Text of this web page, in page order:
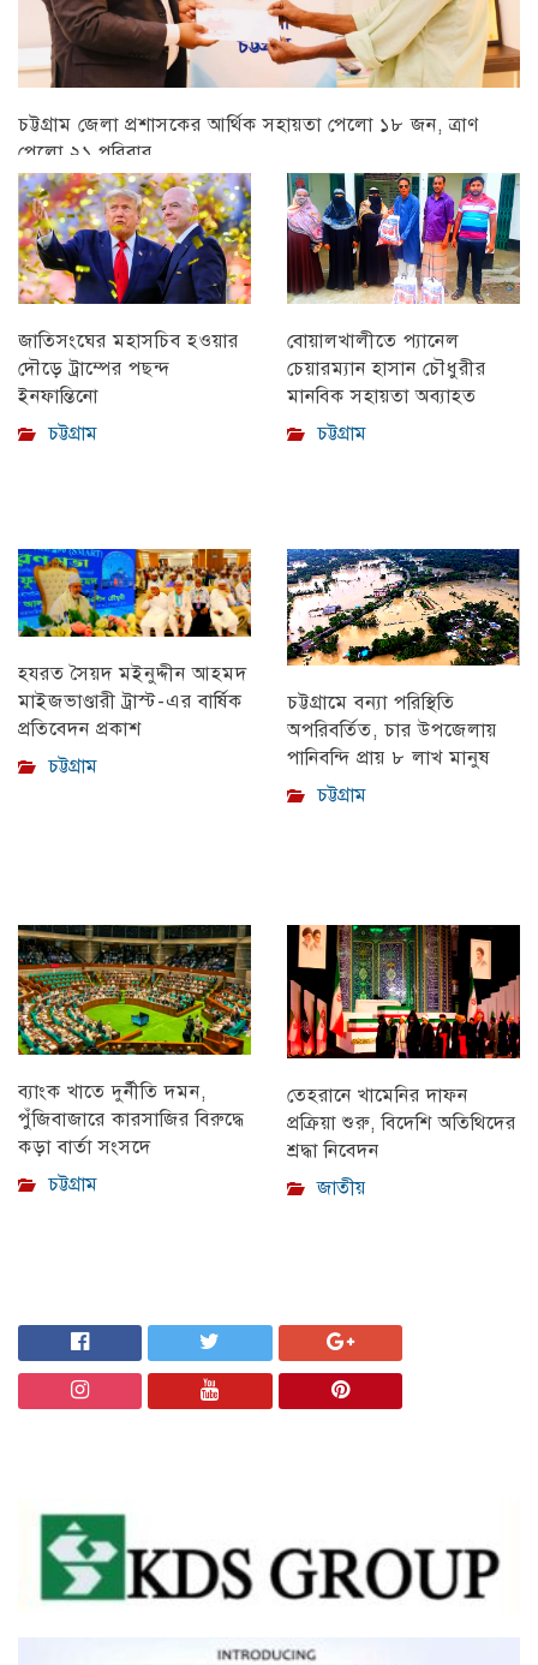
চট্টগ্রাম জেলা প্রশাসকের আর্থিক সহায়তা পেলো ১৮ জন, ত্রাণ
পেলো ২১ পরিবার
চট্টগ্রাম
জাতিসংঘের মহাসচিব হওয়ার
দৌড়ে ট্রাম্পের পছন্দ
ইনফান্তিনো
চট্টগ্রাম
বোয়ালখালীতে প্যানেল
চেয়ারম্যান হাসান চৌধুরীর
মানবিক সহায়তা অব্যাহত
চট্টগ্রাম
হযরত সৈয়দ মইনুদ্দীন আহমদ
মাইজভাণ্ডারী ট্রাস্ট-এর বার্ষিক
প্রতিবেদন প্রকাশ
চট্টগ্রাম
চট্টগ্রামে বন্যা পরিস্থিতি
অপরিবর্তিত, চার উপজেলায়
পানিবন্দি প্রায় ৮ লাখ মানুষ
চট্টগ্রাম
ব্যাংক খাতে দুর্নীতি দমন,
পুঁজিবাজারে কারসাজির বিরুদ্ধে
কড়া বার্তা সংসদে
চট্টগ্রাম
তেহরানে খামেনির দাফন
প্রক্রিয়া শুরু, বিদেশি অতিথিদের
শ্রদ্ধা নিবেদন
জাতীয়